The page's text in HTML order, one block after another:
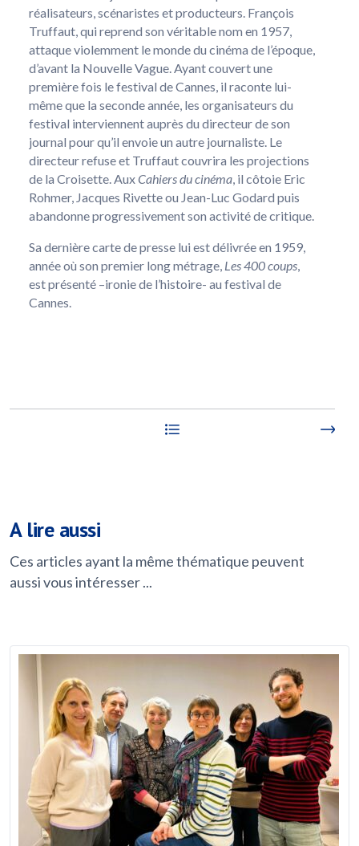
réalisateurs, scénaristes et producteurs. François
Truffaut, qui reprend son véritable nom en 1957,
attaque violemment le monde du cinéma de l’époque,
d’avant la Nouvelle Vague. Ayant couvert une
première fois le festival de Cannes, il raconte lui-
même que la seconde année, les organisateurs du
festival interviennent auprès du directeur de son
journal pour qu’il envoie un autre journaliste. Le
directeur refuse et Truffaut couvrira les projections
de la Croisette. AuxCahiers du cinéma, il côtoie Eric
Rohmer, Jacques Rivette ou Jean-Luc Godard puis
abandonne progressivement son activité de critique.
Sa dernière carte de presse lui est délivrée en 1959,
année où son premier long métrage, Les 400 coups,
est présenté –ironie de l’histoire- au festival de
Cannes.
A lire aussi
Ces articles ayant la même thématique peuvent
aussi vous intéresser ...